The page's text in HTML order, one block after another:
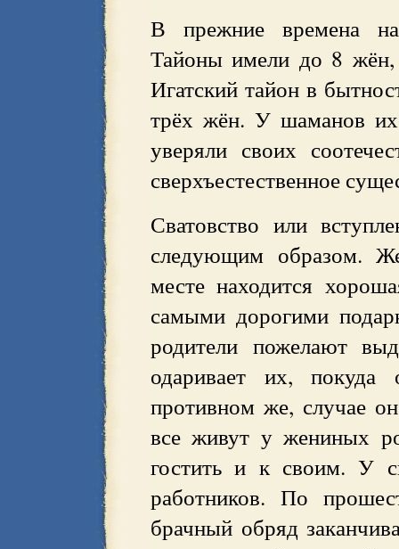
В прежние времена
Тайоны имели до 8
Игатский тайон в
трёх жён. У шаманов их
уверяли своих
сверхъестественное
Сватовство или
следующим образом.
месте находится
самыми дорогими
родители пожелают
одаривает их,
противном же, случае
все живут у жениных
гостить и к своим. У
работников. По
брачный обряд